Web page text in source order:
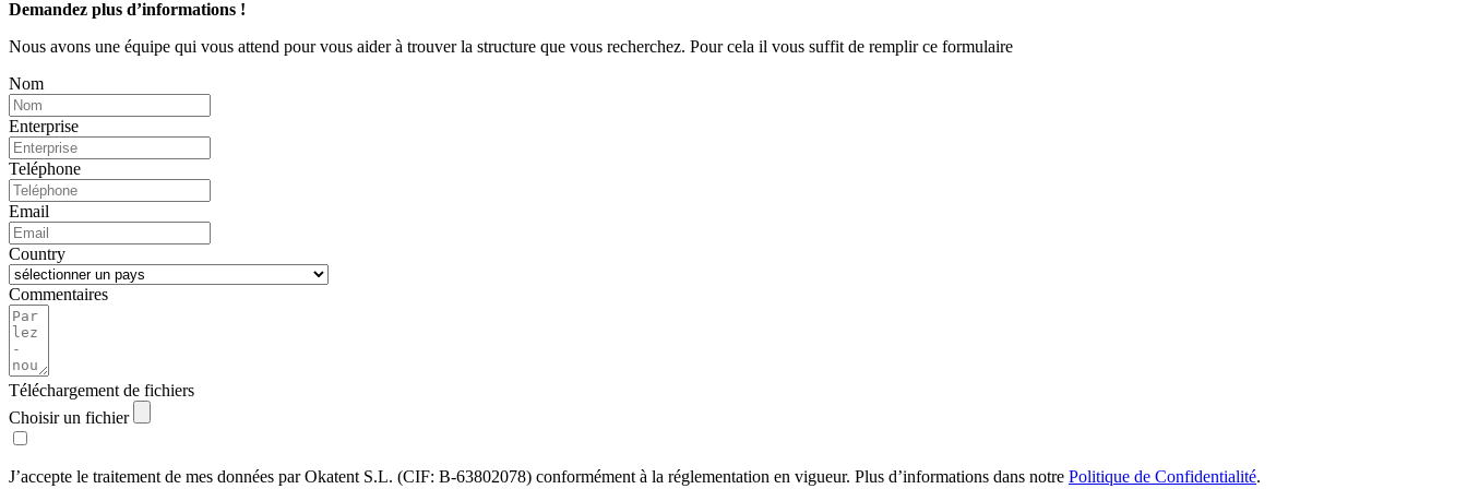
Demandez plus d’informations !
Nous avons une équipe qui vous attend pour vous aider à trouver la structure que vous recherchez. Pour cela il vous suffit de remplir ce formulaire
Nom
Enterprise
Teléphone
Email
Country
Commentaires
Téléchargement de fichiers
Choisir un fichier
J’accepte le traitement de mes données par Okatent S.L. (CIF: B-63802078) conformément à la réglementation en vigueur. Plus d’informations dans notre Politique de Confidentialité.